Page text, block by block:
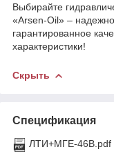
Выбирайте
«Arsen-Oil» –
гарантированное
характеристики!
Скрыть
Спецификация
ЛТИ+МГЕ-46В.pdf